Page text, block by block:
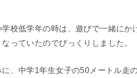
学校低学年の時は、遊びで一緒に
っていたのでびっくりしました。
に、中学1年生女子の50メートル走